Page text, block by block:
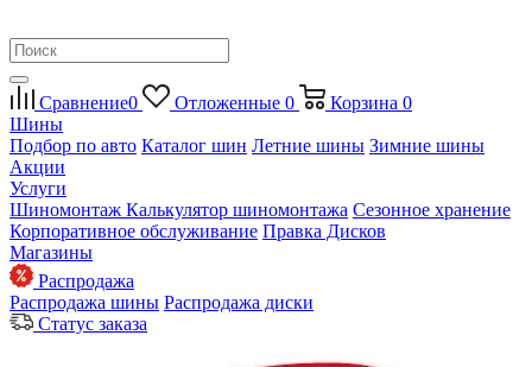
Сравнение0 Отложенные 0 Корзина 0
Шины
Подбор по авто Каталог шин Летние шины Зимние шины
Акции
Услуги
Шиномонтаж Калькулятор шиномонтажа Сезонное хранение
Корпоративное обслуживание Правка Дисков
Магазины
Распродажа
Распродажа шины Распродажа диски
Статус заказа